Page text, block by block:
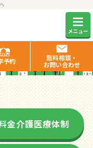
メニュー
予約
無料相談・
お問い合わせ
町
金介護医療体制